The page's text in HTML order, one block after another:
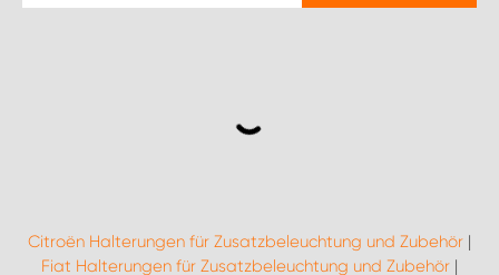
Citroën Halterungen für Zusatzbeleuchtung und Zubehör |
Fiat Halterungen für Zusatzbeleuchtung und Zubehör |